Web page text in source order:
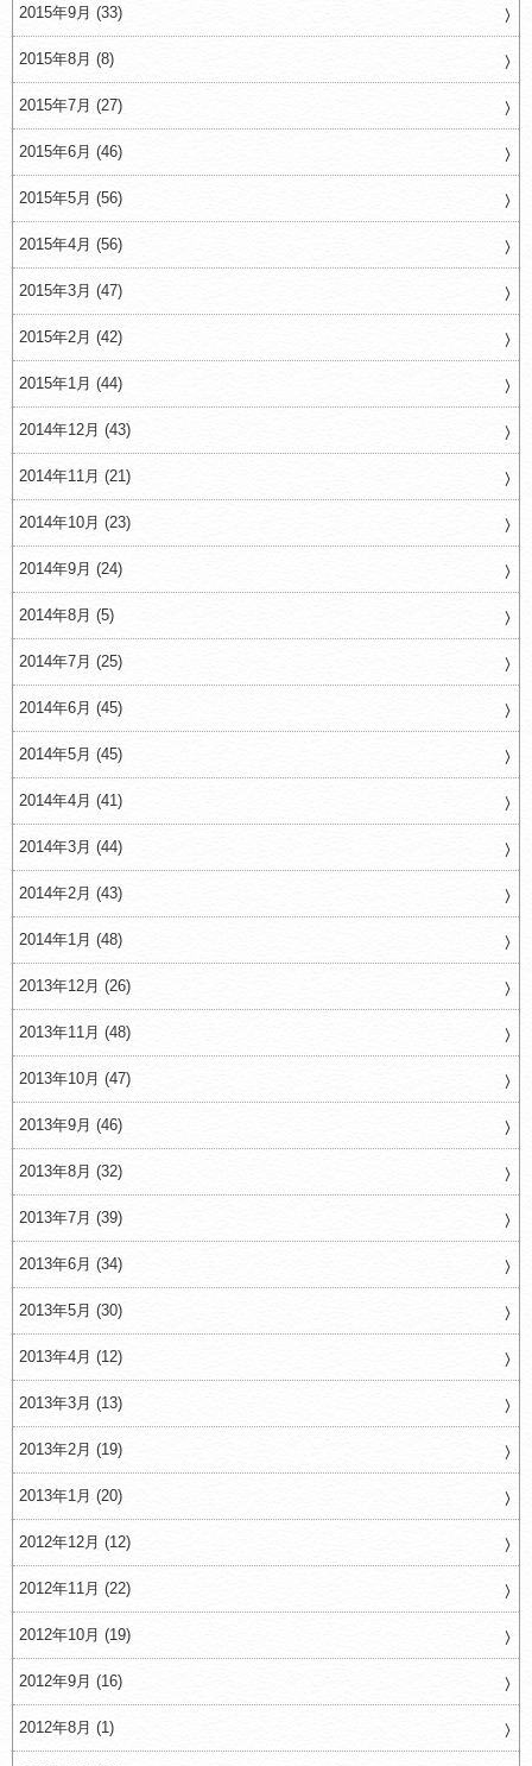
2015年9月 (33)
2015年8月 (8)
2015年7月 (27)
2015年6月 (46)
2015年5月 (56)
2015年4月 (56)
2015年3月 (47)
2015年2月 (42)
2015年1月 (44)
2014年12月 (43)
2014年11月 (21)
2014年10月 (23)
2014年9月 (24)
2014年8月 (5)
2014年7月 (25)
2014年6月 (45)
2014年5月 (45)
2014年4月 (41)
2014年3月 (44)
2014年2月 (43)
2014年1月 (48)
2013年12月 (26)
2013年11月 (48)
2013年10月 (47)
2013年9月 (46)
2013年8月 (32)
2013年7月 (39)
2013年6月 (34)
2013年5月 (30)
2013年4月 (12)
2013年3月 (13)
2013年2月 (19)
2013年1月 (20)
2012年12月 (12)
2012年11月 (22)
2012年10月 (19)
2012年9月 (16)
2012年8月 (1)